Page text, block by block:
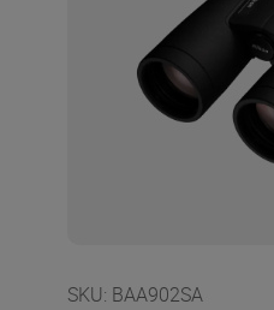
SKU: BAA902SA